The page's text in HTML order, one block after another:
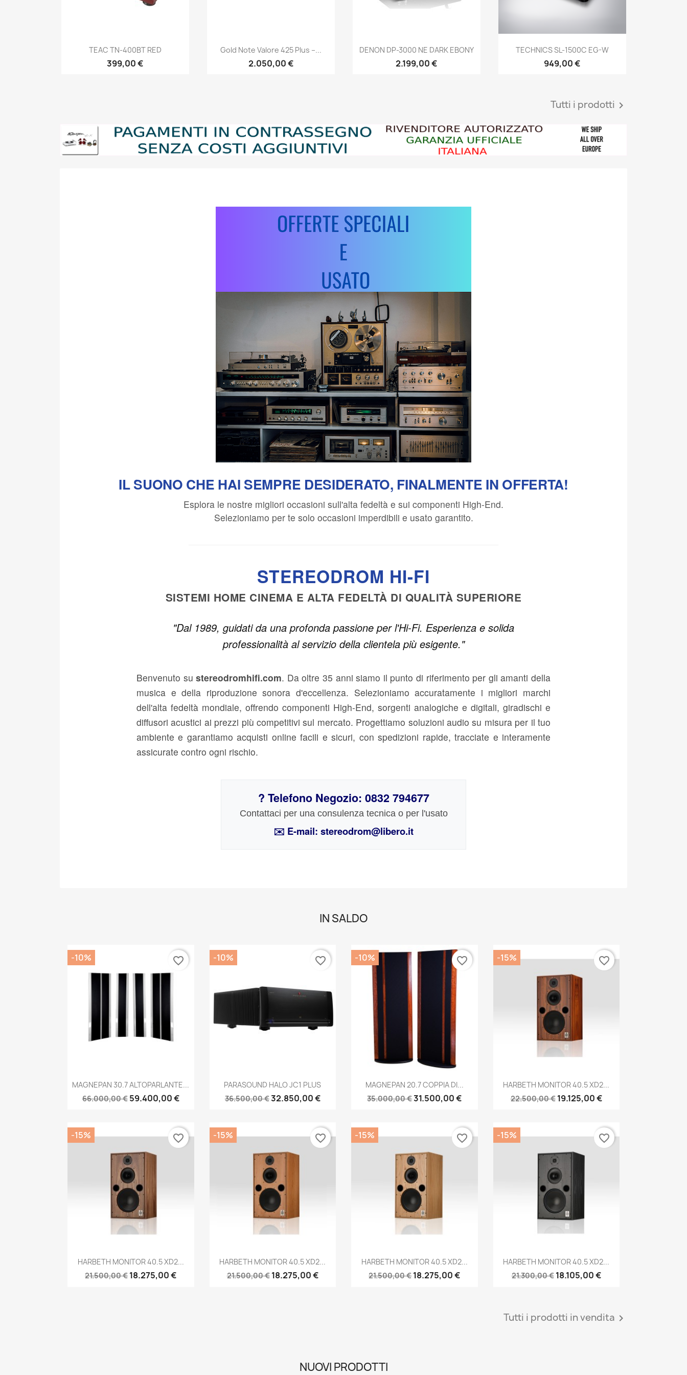
Anteprima
TEAC TN-400BT RED
399,00 €
Anteprima
Gold Note Valore 425 Plus –...
2.050,00 €
Anteprima
DENON DP-3000 NE DARK EBONY
2.199,00 €
Anteprima
TECHNICS SL-1500C EG-W
949,00 €
Tutti i prodotti 
IL SUONO CHE HAI SEMPRE DESIDERATO, FINALMENTE IN OFFERTA!
Esplora le nostre migliori occasioni sull'alta fedeltà e sui componenti High-End.
Selezioniamo per te solo occasioni imperdibili e usato garantito.
STEREODROM HI-FI
SISTEMI HOME CINEMA E ALTA FEDELTÀ DI QUALITÀ SUPERIORE
"Dal 1989, guidati da una profonda passione per l'Hi-Fi. Esperienza e solida
professionalità al servizio della clientela più esigente."
Benvenuto sustereodromhifi.com. Da oltre 35 anni siamo il punto di riferimento per gli amanti della
musica e della riproduzione sonora d'eccellenza. Selezioniamo accuratamente i migliori marchi
dell'alta fedeltà mondiale, offrendo componenti High-End, sorgenti analogiche e digitali, giradischi e
diffusori acustici ai prezzi più competitivi sul mercato. Progettiamo soluzioni audio su misura per il tuo
ambiente e garantiamo acquisti online facili e sicuri, con spedizioni rapide, tracciate e interamente
assicurate contro ogni rischio.
? Telefono Negozio: 0832 794677
Contattaci per una consulenza tecnica o per l'usato
✉️ E-mail: stereodrom@libero.it
IN SALDO
Anteprima
MAGNEPAN 30.7 ALTOPARLANTE...
66.000,00 € 59.400,00 €
-10% favorite_border
Anteprima
PARASOUND HALO JC1 PLUS
36.500,00 €32.850,00 €
-10% favorite_border
Anteprima
MAGNEPAN 20.7 COPPIA DI...
35.000,00 €31.500,00 €
-10% favorite_border
Anteprima
HARBETH MONITOR 40.5 XD2...
22.500,00 € 19.125,00 €
-15% favorite_border
Anteprima
HARBETH MONITOR 40.5 XD2...
21.500,00 €18.275,00 €
-15% favorite_border
Anteprima
HARBETH MONITOR 40.5 XD2...
21.500,00 € 18.275,00 €
-15% favorite_border
Anteprima
HARBETH MONITOR 40.5 XD2...
21.500,00 €18.275,00 €
-15% favorite_border
Anteprima
HARBETH MONITOR 40.5 XD2...
21.300,00 € 18.105,00 €
-15% favorite_border
Tutti i prodotti in vendita 
NUOVI PRODOTTI